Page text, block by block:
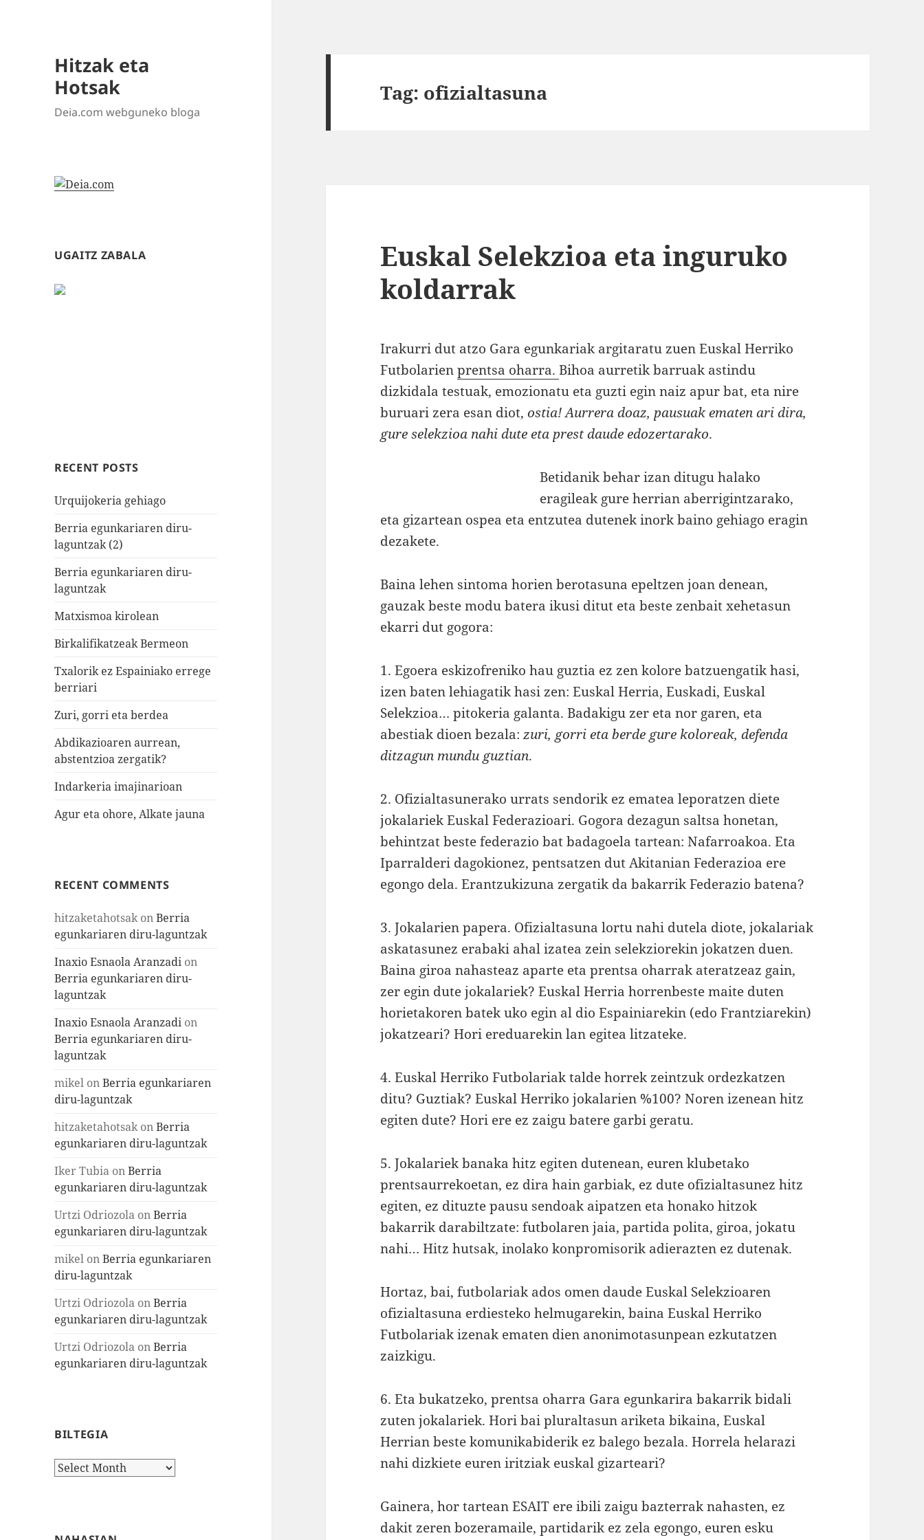
Hitzak eta
Hotsak
Deia.com webguneko bloga
UGAITZ ZABALA
RECENT POSTS
Urquijokeria gehiago
Berria egunkariaren diru-
laguntzak (2)
Berria egunkariaren diru-
laguntzak
Matxismoa kirolean
Birkalifikatzeak Bermeon
Txalorik ez Espainiako errege
berriari
Zuri, gorri eta berdea
Abdikazioaren aurrean,
abstentzioa zergatik?
Indarkeria imajinarioan
Agur eta ohore, Alkate jauna
RECENT COMMENTS
hitzaketahotsakonBerria
egunkariaren diru-laguntzak
Inaxio Esnaola Aranzadi on
Berria egunkariaren diru-
laguntzak
Inaxio Esnaola Aranzadi on
Berria egunkariaren diru-
laguntzak
mikel onBerria egunkariaren
diru-laguntzak
hitzaketahotsakonBerria
egunkariaren diru-laguntzak
Iker Tubia onBerria
egunkariaren diru-laguntzak
Urtzi Odriozola onBerria
egunkariaren diru-laguntzak
mikel onBerria egunkariaren
diru-laguntzak
Urtzi Odriozola onBerria
egunkariaren diru-laguntzak
Urtzi Odriozola onBerria
egunkariaren diru-laguntzak
BILTEGIA
Biltegia
Tag: ofizialtasuna
Euskal Selekzioa eta inguruko
koldarrak
Irakurri dut atzo Gara egunkariak argitaratu zuen Euskal Herriko
Futbolarienprentsa oharra.Bihoa aurretik barruak astindu
dizkidala testuak, emozionatu eta guzti egin naiz apur bat, eta nire
buruari zera esan diot,ostia! Aurrera doaz, pausuak ematen ari dira,
gure selekzioa nahi dute eta prest daude edozertarako.
Betidanik behar izan ditugu halako
eragileak gure herrian aberrigintzarako,
eta gizartean ospea eta entzutea dutenek inork baino gehiago eragin
dezakete.
Baina lehen sintoma horien berotasuna epeltzen joan denean,
gauzak beste modu batera ikusi ditut eta beste zenbait xehetasun
ekarri dut gogora:
1. Egoera eskizofreniko hau guztia ez zen kolore batzuengatik hasi,
izen baten lehiagatik hasi zen: Euskal Herria, Euskadi, Euskal
Selekzioa… pitokeria galanta. Badakigu zer eta nor garen, eta
abestiak dioen bezala:zuri, gorri eta berde gure koloreak, defenda
ditzagun mundu guztian.
2. Ofizialtasunerako urrats sendorik ez ematea leporatzen diete
jokalariek Euskal Federazioari. Gogora dezagun saltsa honetan,
behintzat beste federazio bat badagoela tartean: Nafarroakoa. Eta
Iparralderi dagokionez, pentsatzen dut Akitanian Federazioa ere
egongo dela. Erantzukizuna zergatik da bakarrik Federazio batena?
3. Jokalarien papera. Ofizialtasuna lortu nahi dutela diote, jokalariak
askatasunez erabaki ahal izatea zein selekziorekin jokatzen duen.
Baina giroa nahasteaz aparte eta prentsa oharrak ateratzeaz gain,
zer egin dute jokalariek? Euskal Herria horrenbeste maite duten
horietakoren batek uko egin al dio Espainiarekin (edo Frantziarekin)
jokatzeari? Hori ereduarekin lan egitea litzateke.
4. Euskal Herriko Futbolariak talde horrek zeintzuk ordezkatzen
ditu? Guztiak? Euskal Herriko jokalarien %100? Noren izenean hitz
egiten dute? Hori ere ez zaigu batere garbi geratu.
5. Jokalariek banaka hitz egiten dutenean, euren klubetako
prentsaurrekoetan, ez dira hain garbiak, ez dute ofizialtasunez hitz
egiten, ez dituzte pausu sendoak aipatzen eta honako hitzok
bakarrik darabiltzate: futbolaren jaia, partida polita, giroa, jokatu
nahi… Hitz hutsak, inolako konpromisorik adierazten ez dutenak.
Hortaz, bai, futbolariak ados omen daude Euskal Selekzioaren
ofizialtasuna erdiesteko helmugarekin, baina Euskal Herriko
Futbolariak izenak ematen dien anonimotasunpean ezkutatzen
zaizkigu.
6. Eta bukatzeko, prentsa oharra Gara egunkarira bakarrik bidali
zuten jokalariek. Hori bai pluraltasun ariketa bikaina, Euskal
Herrian beste komunikabiderik ez balego bezala. Horrela helarazi
nahi dizkiete euren iritziak euskal gizarteari?
Gainera, hor tartean ESAIT ere ibili zaigu bazterrak nahasten, ez
dakit zeren bozeramaile, partidarik ez zela egongo, euren esku